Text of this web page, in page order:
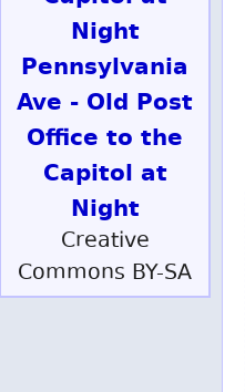
Pennsylvania
Ave - Old Post
Office to the
Capitol at
Night
Creative
Commons BY-SA